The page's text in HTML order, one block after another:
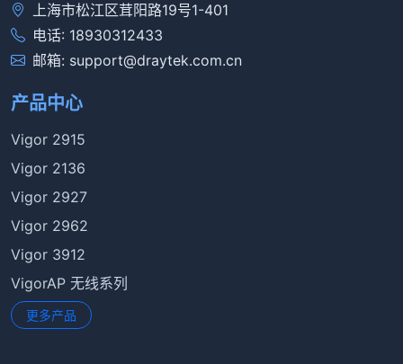
上海市松江区茸阳路19号1-401
电话: 18930312433
邮箱: support@draytek.com.cn
产品中心
Vigor 2915
Vigor 2136
Vigor 2927
Vigor 2962
Vigor 3912
VigorAP 无线系列
更多产品